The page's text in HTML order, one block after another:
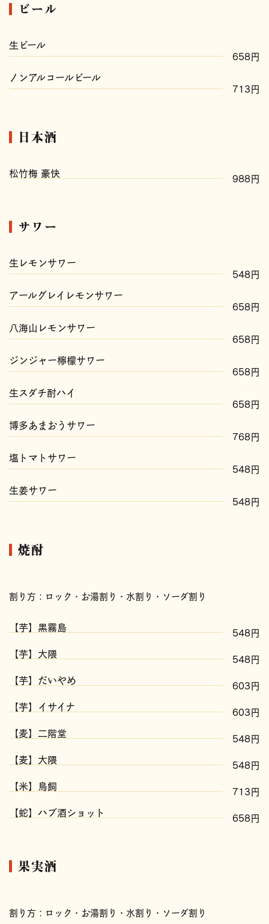
ビール
生ビール
658円
ノンアルコールビール
713円
日本酒
松竹梅 豪快 988円
サワー
生レモンサワー
548円
アールグレイレモンサワー
658円
八海山レモンサワー
658円
ジンジャー檸檬サワー
658円
生スダチ酎ハイ
658円
博多あまおうサワー
768円
塩トマトサワー
548円
生姜サワー
548円
焼酎
割り方：ロック・お湯割り・水割り・ソーダ割り
【芋】黒霧島
548円
【芋】大隈
548円
【芋】だいやめ
603円
【芋】イサイナ
603円
【麦】二階堂
548円
【麦】大隈
548円
【米】鳥飼
713円
【蛇】ハブ酒ショット
658円
果実酒
割り方：ロック・お湯割り・水割り・ソーダ割り